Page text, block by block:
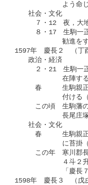
よう命じる（
社会・文化
７・12　夜，大地
８・17　生駒一正，
勧進をすすめる
1597年　慶長２　（丁
政治・経済
２・21　生駒一正，
在陣する（近世
春　　　生駒親正，
付ける（生駒記）
この頃　生駒藩の検
長尾庄塚原村御検
社会・文化
春　　　生駒親正，
に苔掛（衣懸）
この年　寒川郡長尾
４斗２升４合（有
「慶長７年正月
1598年　慶長３　（戊